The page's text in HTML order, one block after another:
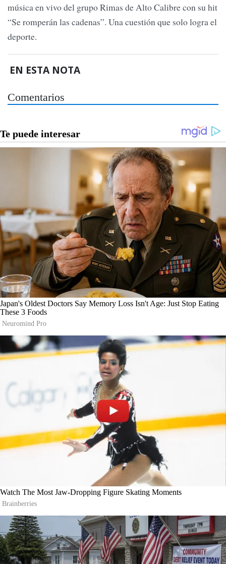
música en vivo del grupo Rimas de Alto Calibre con su hit
“Se romperán las cadenas”. Una cuestión que solo logra el
deporte.
EN ESTA NOTA
Comentarios